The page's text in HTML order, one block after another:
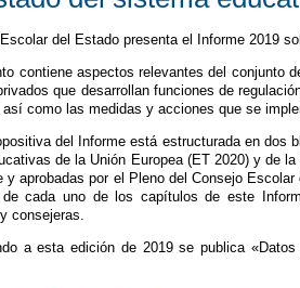
del Estado presenta el Informe 2019
contiene aspectos relevantes del conjunto
que desarrollan funciones de
como las medidas y acciones que se
del Informe está estructurada en
de la Unión Europea (ET 2020) y de
y aprobadas por el Pleno del Consejo
de cada uno de los capítulos de este
consejeras.
a esta edición de 2019 se publica